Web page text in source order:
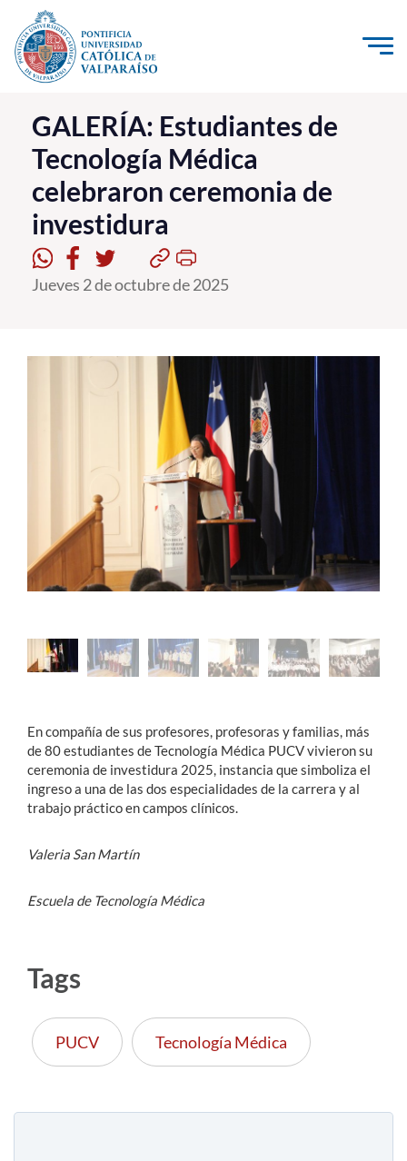
Click acá para ir directamente al contenido
La Universidad
Investigación, Creación e Innovación
PUCV Internacional
Vinculación con el Medio
Admisión
Postgrado
Académicos
Funcionarios
Alumni
GALERÍA: Estudiantes de
Tecnología Médica
celebraron ceremonia de
investidura
Jueves 2 de octubre de 2025
En compañía de sus profesores, profesoras y familias, más
de 80 estudiantes de Tecnología Médica PUCV vivieron su
ceremonia de investidura 2025, instancia que simboliza el
ingreso a una de las dos especialidades de la carrera y al
trabajo práctico en campos clínicos.
Valeria San Martín
Escuela de Tecnología Médica
Tags
PUCV Tecnología Médica